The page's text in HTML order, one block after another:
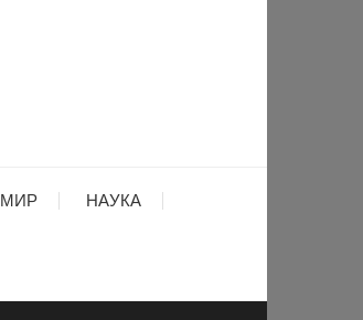
МИР НАУКА